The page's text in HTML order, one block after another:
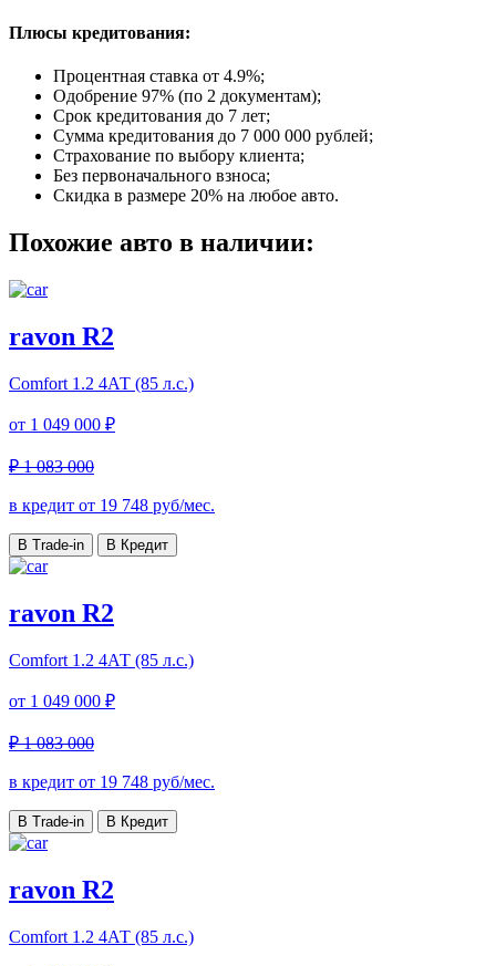
Плюсы кредитования:
Процентная ставка от 4.9%;
Одобрение 97% (по 2 документам);
Срок кредитования до 7 лет;
Сумма кредитования до 7 000 000 рублей;
Страхование по выбору клиента;
Без первоначального взноса;
Скидка в размере 20% на любое авто.
Похожие авто в наличии:
ravon R2
Comfort 1.2 4АТ (85 л.с.)
от 1 049 000 ₽
₽ 1 083 000
в кредит от 19 748 руб/мес.
В Trade-in В Кредит
ravon R2
Comfort 1.2 4АТ (85 л.с.)
от 1 049 000 ₽
₽ 1 083 000
в кредит от 19 748 руб/мес.
В Trade-in В Кредит
ravon R2
Comfort 1.2 4АТ (85 л.с.)